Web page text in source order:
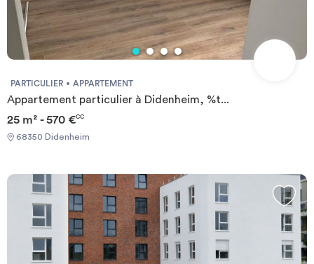
PARTICULIER APPARTEMENT
Appartement particulier à Didenheim, %t...
25 m² - 570 €CC
68350 Didenheim